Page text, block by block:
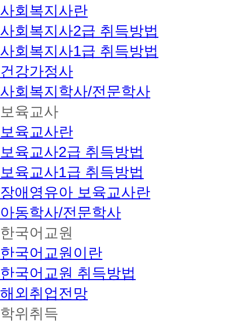
사회복지사란
사회복지사2급 취득방법
사회복지사1급 취득방법
건강가정사
사회복지학사/전문학사
보육교사
보육교사란
보육교사2급 취득방법
보육교사1급 취득방법
장애영유아 보육교사란
아동학사/전문학사
한국어교원
한국어교원이란
한국어교원 취득방법
해외취업전망
학위취득